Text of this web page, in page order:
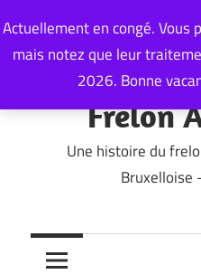
Actuellement en congé. Vous
mais notez que leur
2026. Bonne
to
content
Frelon
Une histoire du
Bruxelloise